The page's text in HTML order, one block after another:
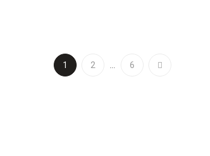
1 2 … 6